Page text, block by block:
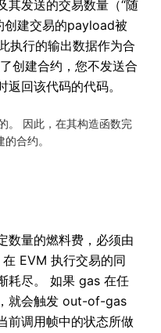
其发送的交易数量（“随
创建交易的payload被
执行的输出数据作为合
创建合约，您不发送合
回该代码的代码。
。 因此，在其构造函数完
合约。
数量的燃料费，必须由
EVM 执行交易的同
耗尽。 如果 gas 在任
就会触发 out-of-gas
前调用帧中的状态所做